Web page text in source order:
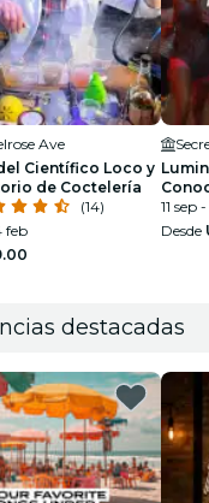
Ave
Científico Loco y
de Coctelería
(14)
feb
11 sep
Desde
destacadas